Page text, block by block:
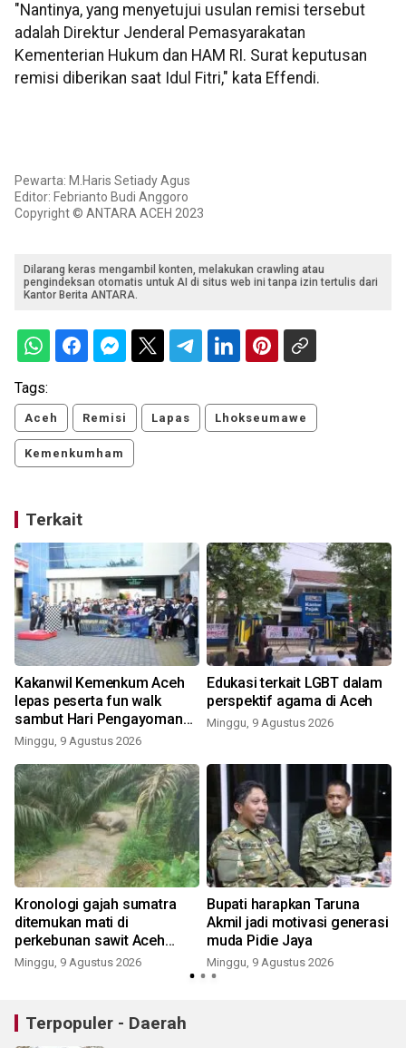
"Nantinya, yang menyetujui usulan remisi tersebut
adalah Direktur Jenderal Pemasyarakatan
Kementerian Hukum dan HAM RI. Surat keputusan
remisi diberikan saat Idul Fitri," kata Effendi.
Pewarta: M.Haris Setiady Agus
Editor: Febrianto Budi Anggoro
Copyright © ANTARA ACEH 2023
Dilarang keras mengambil konten, melakukan crawling atau
pengindeksan otomatis untuk AI di situs web ini tanpa izin tertulis dari
Kantor Berita ANTARA.
Tags:
Aceh Remisi Lapas Lhokseumawe
Kemenkumham
Terkait
Kakanwil Kemenkum Aceh
lepas peserta fun walk
sambut Hari Pengayoman
ke-81
Minggu, 9 Agustus 2026
Edukasi terkait LGBT dalam
perspektif agama di Aceh
Minggu, 9 Agustus 2026
Kronologi gajah sumatra
ditemukan mati di
perkebunan sawit Aceh
Tamiang
Minggu, 9 Agustus 2026
Bupati harapkan Taruna
Akmil jadi motivasi generasi
muda Pidie Jaya
Minggu, 9 Agustus 2026
Terpopuler - Daerah